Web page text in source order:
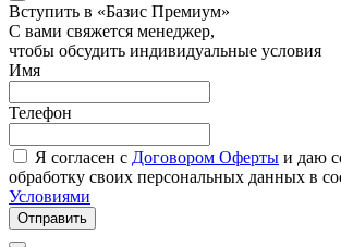
Вступить в «Базис Премиум»
С вами свяжется менеджер,
чтобы обсудить индивидуальные условия
Имя
Телефон
Я согласен с Договором Оферты и даю
обработку своих персональных данных в
Условиями
Отправить